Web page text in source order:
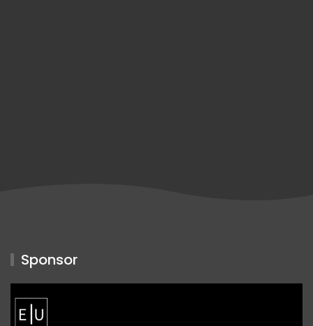
Sponsor